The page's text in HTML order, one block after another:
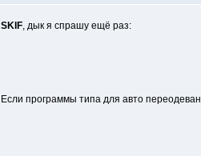
SKIF, дык я спрашу ещё раз:
Если программы типа для авто